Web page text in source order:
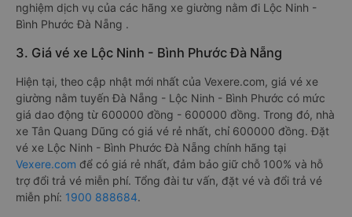
nghiệm dịch vụ của các hãng xe giường nằm đi Lộc Ninh -
Bình Phước Đà Nẵng .
3. Giá vé xe Lộc Ninh - Bình Phước Đà Nẵng
Hiện tại, theo cập nhật mới nhất của Vexere.com, giá vé xe
giường nằm tuyến Đà Nẵng - Lộc Ninh - Bình Phước có mức
giá dao động từ 600000 đồng - 600000 đồng. Trong đó, nhà
xe Tân Quang Dũng có giá vé rẻ nhất, chỉ 600000 đồng. Đặt
vé xe Lộc Ninh - Bình Phước Đà Nẵng chính hãng tại
Vexere.com để có giá rẻ nhất, đảm bảo giữ chỗ 100% và hỗ
trợ đổi trả vé miễn phí. Tổng đài tư vấn, đặt vé và đổi trả vé
miễn phí: 1900 888684.